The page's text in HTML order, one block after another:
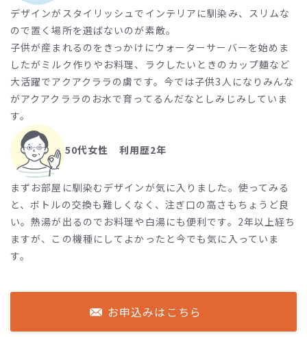
デザインがスタイリッシュでインテリアに馴染み、スリムな
ので置く場所を選ばないのが素敵。
子供が産まれるのをきっかけにウォーターサーバーを始めま
したがミルク作りやお料理、ラクしたいときのカップ麺など
大活躍でアクアクララの虜です。今では子供3人になりみんな
がアクアクララのお水で育ってるんだなとしみじみしていま
す。
50代女性 利用歴2年
まずお部屋に馴染むデザインが気に入りました。使ってみる
と、ボトルの交換も難しくなく、注ぎ口の高さもちょうど良
い。熱湯が出るのでお料理や白湯にも便利です。2年以上経ち
ますが、この機種にしてよかったと今でも気に入っていま
す。
お申込みはこちら